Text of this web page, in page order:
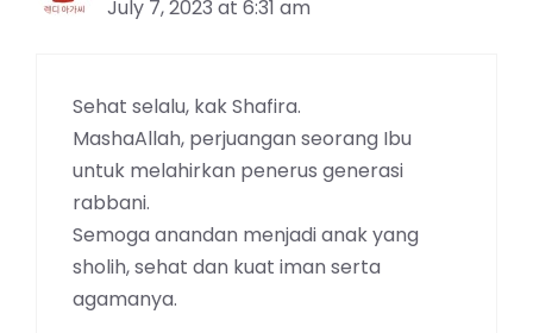
July 7, 2023 at 6:31 am
Sehat selalu, kak Shafira.
MashaAllah, perjuangan seorang Ibu
untuk melahirkan penerus generasi
rabbani.
Semoga anandan menjadi anak yang
sholih, sehat dan kuat iman serta
agamanya.